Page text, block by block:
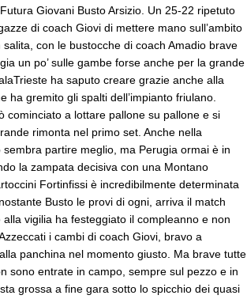
Giovani Busto Arsizio. Un 25-22 ripetuto
di coach Giovi di mettere mano sull’ambito
con le bustocche di coach Amadio brave
un po’ sulle gambe forse anche per la grande
ha saputo creare grazie anche alla
ha gremito gli spalti dell’impianto friulano.
cominciato a lottare pallone su pallone e si
rimonta nel primo set. Anche nella
partire meglio, ma Perugia ormai è in
la zampata decisiva con una Montano
Fortinfissi è incredibilmente determinata
Busto le provi di ogni, arriva il match
vigilia ha festeggiato il compleanno e non
i cambi di coach Giovi, bravo a
panchina nel momento giusto. Ma brave tutte
sono entrate in campo, sempre sul pezzo e in
grossa a fine gara sotto lo spicchio dei quasi